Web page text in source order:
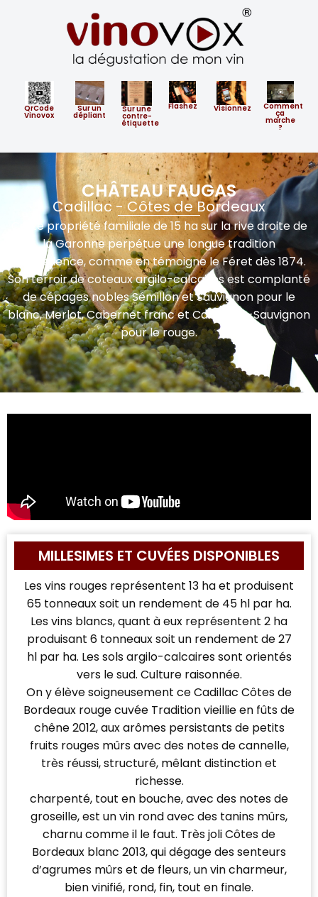
QrCode
Vinovox
Sur un
dépliant
​Sur ​une
contre-
étiquette
Flashez Visionnez Comment
ça
marche
?
CHÂTEAU FAUGAS
Cadillac - Côtes de Bordeaux
Cette propriété familiale de 15 ha sur la rive droite de
la Garonne perpétue une longue tradition
d’excellence, comme en témoigne le Féret dès 1874.
Son terroir de coteaux argilo-calcaires est complanté
de cépages nobles Sémillon et Sauvignon pour le
blanc, Merlot, Cabernet franc et Cabernet-Sauvignon
pour le rouge.
MILLESIMES ET CUVÉES DISPONIBLES
Les vins rouges représentent 13 ha et produisent
65 tonneaux soit un rendement de 45 hl par ha.
Les vins blancs, quant à eux représentent 2 ha
produisant 6 tonneaux soit un rendement de 27
hl par ha. Les sols argilo-calcaires sont orientés
vers le sud. Culture raisonnée.
On y élève soigneusement ce Cadillac Côtes de
Bordeaux rouge cuvée Tradition vieillie en fûts de
chêne 2012, aux arômes persistants de petits
fruits rouges mûrs avec des notes de cannelle,
très réussi, structuré, mêlant distinction et
richesse.
charpenté, tout en bouche, avec des notes de
groseille, est un vin rond avec des tanins mûrs,
charnu comme il le faut. Très joli Côtes de
Bordeaux blanc 2013, qui dégage des senteurs
d’agrumes mûrs et de fleurs, un vin charmeur,
bien vinifié, rond, fin, tout en finale.